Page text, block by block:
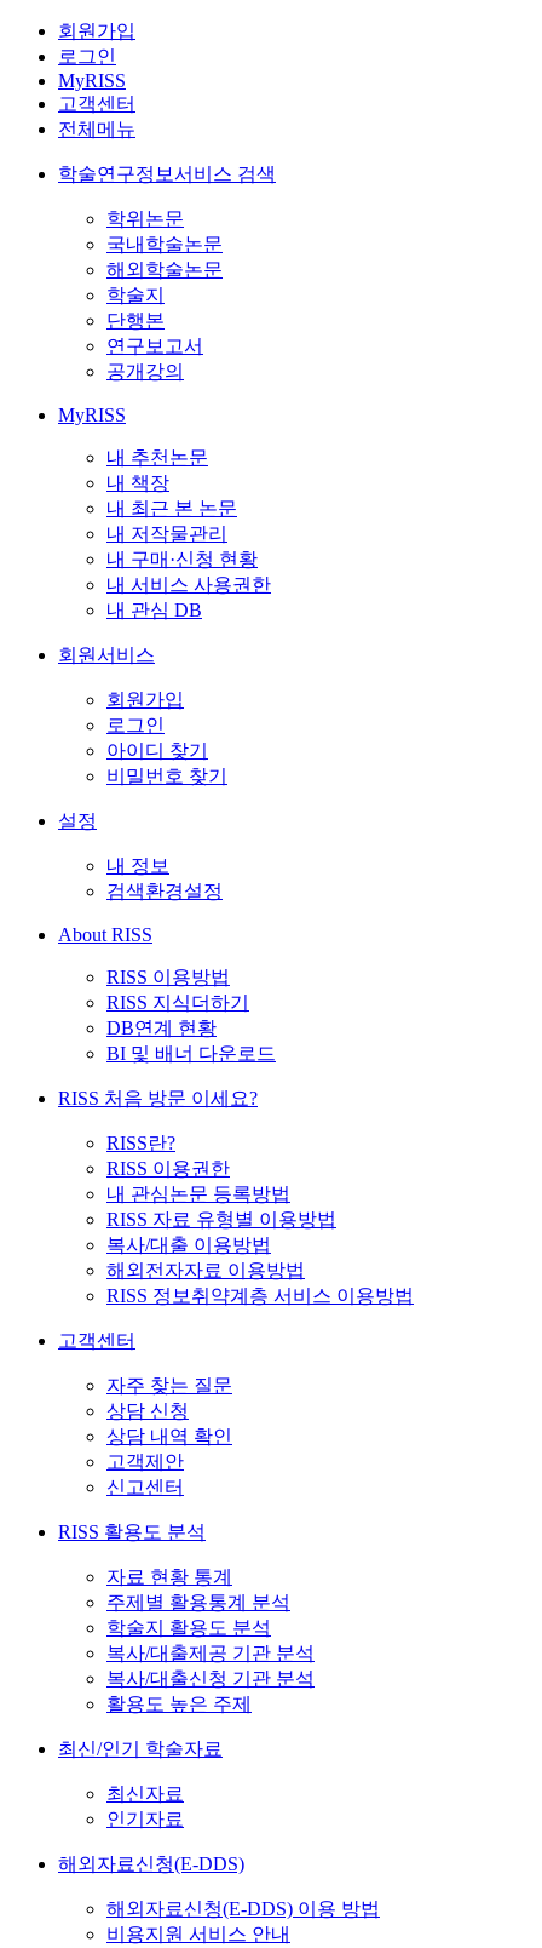
회원가입
로그인
MyRISS
고객센터
전체메뉴
학술연구정보서비스 검색
학위논문
국내학술논문
해외학술논문
학술지
단행본
연구보고서
공개강의
MyRISS
내 추천논문
내 책장
내 최근 본 논문
내 저작물관리
내 구매·신청 현황
내 서비스 사용권한
내 관심 DB
회원서비스
회원가입
로그인
아이디 찾기
비밀번호 찾기
설정
내 정보
검색환경설정
About RISS
RISS 이용방법
RISS 지식더하기
DB연계 현황
BI 및 배너 다운로드
RISS 처음 방문 이세요?
RISS란?
RISS 이용권한
내 관심논문 등록방법
RISS 자료 유형별 이용방법
복사/대출 이용방법
해외전자자료 이용방법
RISS 정보취약계층 서비스 이용방법
고객센터
자주 찾는 질문
상담 신청
상담 내역 확인
고객제안
신고센터
RISS 활용도 분석
자료 현황 통계
주제별 활용통계 분석
학술지 활용도 분석
복사/대출제공 기관 분석
복사/대출신청 기관 분석
활용도 높은 주제
최신/인기 학술자료
최신자료
인기자료
해외자료신청(E-DDS)
해외자료신청(E-DDS) 이용 방법
비용지원 서비스 안내